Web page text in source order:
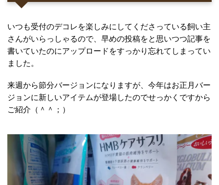
いつも受付のデコレを楽しみにしてくださっている飼い主
さんがいらっしゃるので、早めの投稿をと思いつつ記事を
書いていたのにアップロードをすっかり忘れてしまってい
ました。
来週から節分バージョンになりますが、今年はお正月バー
ジョンに新しいアイテムが登場したのでせっかくですから
ご紹介（＾＾；）